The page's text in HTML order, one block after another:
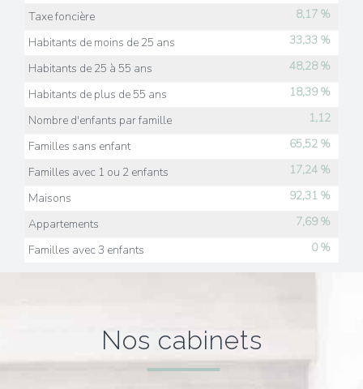
Taxe foncière
8,17 %
Habitants de moins de 25 ans
33,33 %
Habitants de 25 à 55 ans
48,28 %
Habitants de plus de 55 ans
18,39 %
Nombre d'enfants par famille
1,12
Familles sans enfant
65,52 %
Familles avec 1 ou 2 enfants
17,24 %
Maisons
92,31 %
Appartements
7,69 %
Familles avec 3 enfants
0 %
nos cabinets